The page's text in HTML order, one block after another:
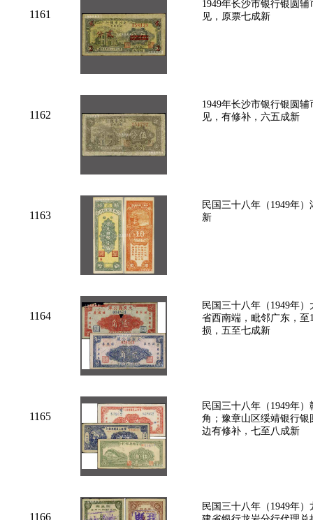
1161
1949年长沙市银行银圆
见，原票七成新
1162
1949年长沙市银行银圆
见，有修补，六五成新
1163
民国三十八年（1949年
新
1164
民国三十八年（1949年
省西南端，毗邻广东，至
损，五至七成新
1165
民国三十八年（1949年
角；豫章山区绥靖银行
边有修补，七至八成新
1166
民国三十八年（1949年